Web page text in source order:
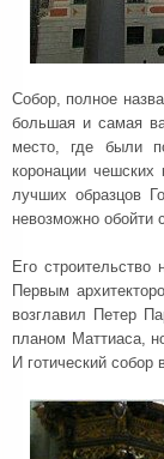
Собор, полное
большая и самая
место, где были
коронации
лучших образцов
невозможно обойти
Его
Первым
возглавил Петер
планом Маттиаса,
И готический